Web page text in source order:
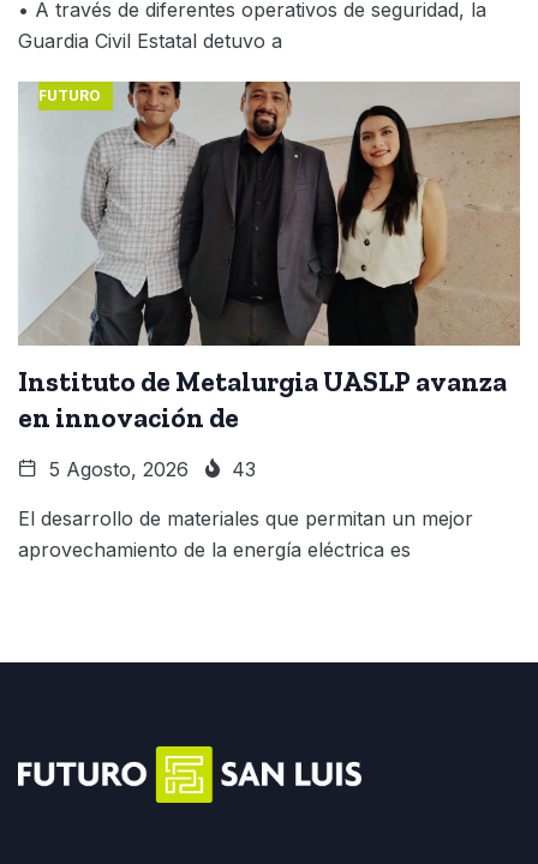
• A través de diferentes operativos de seguridad, la
Guardia Civil Estatal detuvo a
FUTURO
Instituto de Metalurgia UASLP avanza
en innovación de
5 Agosto, 2026 43
El desarrollo de materiales que permitan un mejor
aprovechamiento de la energía eléctrica es